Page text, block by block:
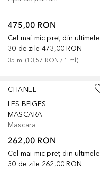
475,00 RON
Cel mai mic preț din ultimele
30 de zile 473,00 RON
35 ml (13,57 RON / 1 ml)
CHANEL
LES BEIGES
MASCARA
Mascara
262,00 RON
Cel mai mic preț din ultimele
30 de zile 262,00 RON